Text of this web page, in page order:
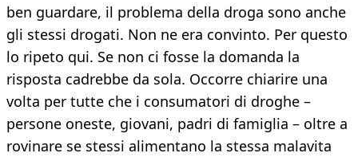
ben guardare, il problema della droga sono anche
gli stessi drogati. Non ne era convinto. Per questo
lo ripeto qui. Se non ci fosse la domanda la
risposta cadrebbe da sola. Occorre chiarire una
volta per tutte che i consumatori di droghe –
persone oneste, giovani, padri di famiglia – oltre a
rovinare se stessi alimentano la stessa malavita